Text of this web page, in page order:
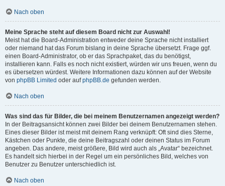
Nach oben
Meine Sprache steht auf diesem Board nicht zur Auswahl!
Meist hat die Board-Administration entweder deine Sprache nicht installiert
oder niemand hat das Forum bislang in deine Sprache übersetzt. Frage ggf.
einen Board-Administrator, ob er das Sprachpaket, das du benötigst,
installieren kann. Falls es noch nicht existiert, würden wir uns freuen, wenn du
es übersetzen würdest. Weitere Informationen dazu können auf der Website
von phpBB Limited oder aufphpBB.de gefunden werden.
Nach oben
Was sind das für Bilder, die bei meinem Benutzernamen angezeigt werden?
In der Beitragsansicht können zwei Bilder bei deinem Benutzernamen stehen.
Eines dieser Bilder ist meist mit deinem Rang verknüpft: Oft sind dies Sterne,
Kästchen oder Punkte, die deine Beitragszahl oder deinen Status im Forum
angeben. Das andere, meist größere, Bild wird auch als „Avatar“ bezeichnet.
Es handelt sich hierbei in der Regel um ein persönliches Bild, welches von
Benutzer zu Benutzer unterschiedlich ist.
Nach oben